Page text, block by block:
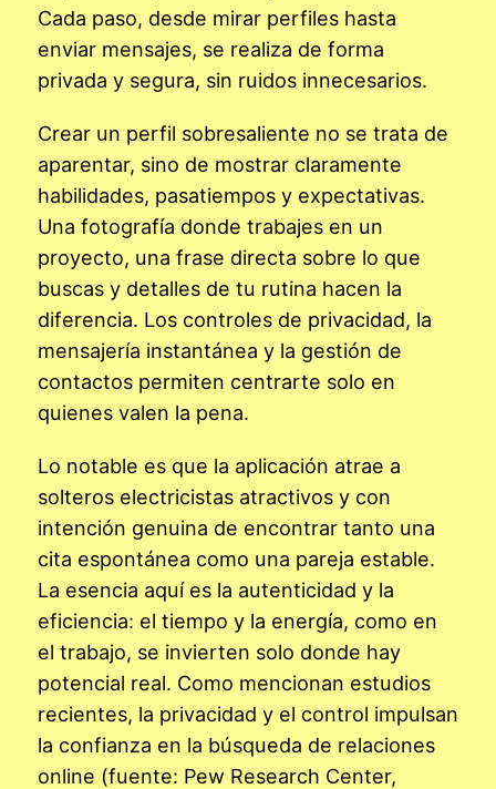
Cada paso, desde mirar perfiles hasta
enviar mensajes, se realiza de forma
privada y segura, sin ruidos innecesarios.
Crear un perfil sobresaliente no se trata de
aparentar, sino de mostrar claramente
habilidades, pasatiempos y expectativas.
Una fotografía donde trabajes en un
proyecto, una frase directa sobre lo que
buscas y detalles de tu rutina hacen la
diferencia. Los controles de privacidad, la
mensajería instantánea y la gestión de
contactos permiten centrarte solo en
quienes valen la pena.
Lo notable es que la aplicación atrae a
solteros electricistas atractivos y con
intención genuina de encontrar tanto una
cita espontánea como una pareja estable.
La esencia aquí es la autenticidad y la
eficiencia: el tiempo y la energía, como en
el trabajo, se invierten solo donde hay
potencial real. Como mencionan estudios
recientes, la privacidad y el control impulsan
la confianza en la búsqueda de relaciones
online (fuente: Pew Research Center,